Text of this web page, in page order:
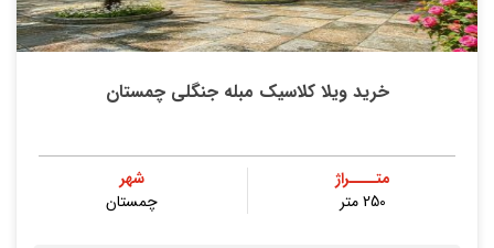
خرید ویلا کلاسیک مبله جنگلی چمستان
متــــراژ
250 متر
شهر
چمستان